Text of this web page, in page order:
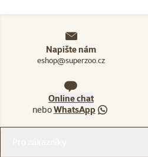
Napište nám
eshop@superzoo.cz
Online chat
neboWhatsApp